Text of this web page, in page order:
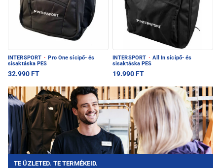
INTERSPORT · Pro One sícipő- és
sisaktáska PES
32.990 FT
INTERSPORT · All In sícipő- és
sisaktáska PES
19.990 FT
TE ÜZLETED. TE TERMÉKEID.